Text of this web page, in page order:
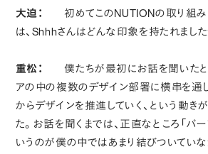
大迫：
初めてこのNUTIONの取り組
は、Shhhさんはどんな印象を持たれました
重松：
僕たちが最初にお話を聞いたと
アの中の複数のデザイン部署に横串を通
からデザインを推進していく、という動き
た。お話を聞くまでは、正直なところ「パー
いうのが僕の中ではあまり結びついてい